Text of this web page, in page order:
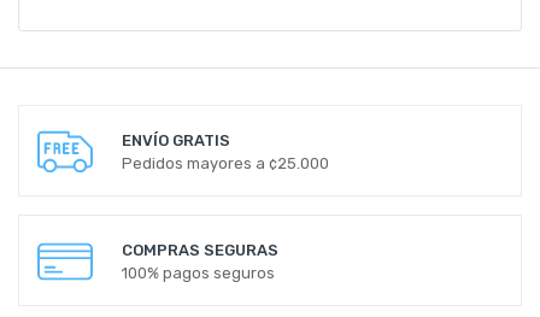
ENVÍO GRATIS
Pedidos mayores a ¢25.000
COMPRAS SEGURAS
100% pagos seguros